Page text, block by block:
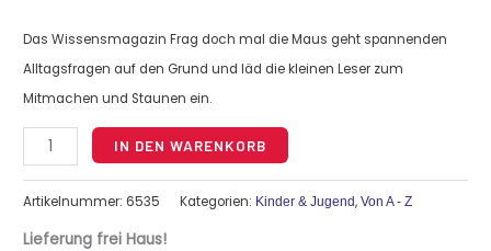
Das Wissensmagazin Frag doch mal die Maus geht spannenden
Alltagsfragen auf den Grund und läd die kleinen Leser zum
Mitmachen und Staunen ein.
IN DEN WARENKORB
Artikelnummer:6535 Kategorien: Kinder & Jugend,Von A - Z
Lieferung frei Haus!